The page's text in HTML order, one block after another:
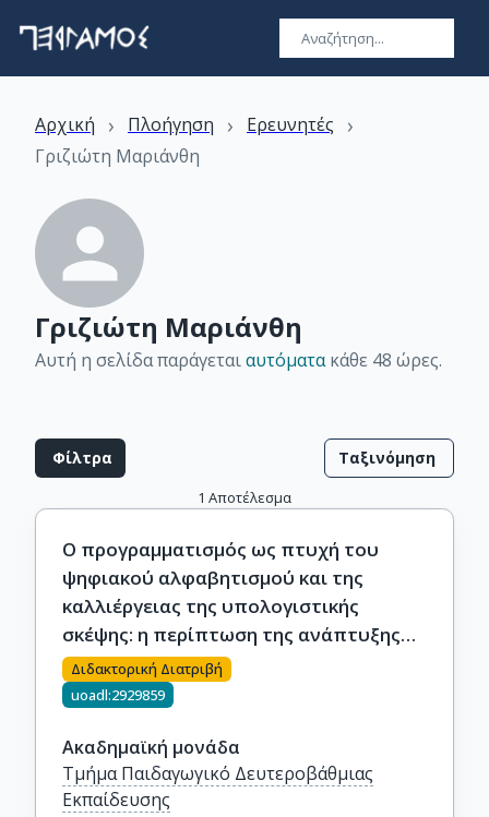
Αρχική › Πλοήγηση › Ερευνητές ›
Γριζιώτη Μαριάνθη
Γριζιώτη Μαριάνθη
Αυτή η σελίδα παράγεταιαυτόματακάθε 48 ώρες.
Φίλτρα Ταξινόμηση
1 Αποτέλεσμα
Ο προγραμματισμός ως πτυχή του
ψηφιακού αλφαβητισμού και της
καλλιέργειας της υπολογιστικής
σκέψης: η περίπτωση της ανάπτυξης
και διασκευής ψηφιακών παιχνιδιών
Διδακτορική Διατριβή
uoadl:2929859
Ακαδημαϊκή μονάδα
Τμήμα Παιδαγωγικό Δευτεροβάθμιας
Εκπαίδευσης